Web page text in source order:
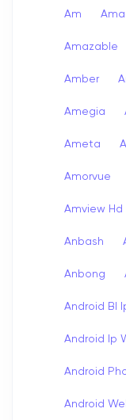
Am
Amazable
Amber
Amegia
Ameta
Amorvue
Amview Hd
Anbash
Anbong
Android Bl
Android Ip
Android
Android